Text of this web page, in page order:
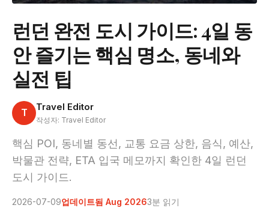
런던 완전 도시 가이드: 4일 동
안 즐기는 핵심 명소, 동네와
실전 팁
T Travel Editor
작성자: Travel Editor
핵심 POI, 동네별 동선, 교통 요금 상한, 음식, 예산,
박물관 전략, ETA 입국 메모까지 확인한 4일 런던
도시 가이드.
2026-07-09업데이트됨 Aug 20263분 읽기